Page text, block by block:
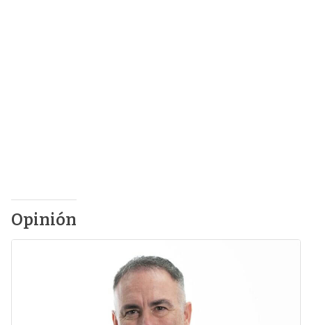
Opinión